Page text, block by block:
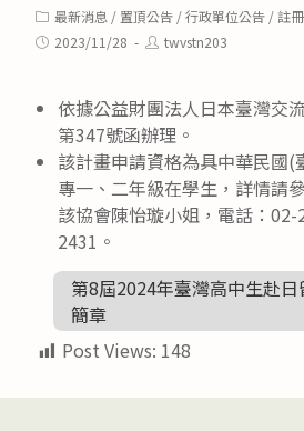
Post
category:
最新消息 / 置頂公告 /行政單位公告 /註
Post2023/11/28
Posttwvstn203
依據公益財團法人日本臺灣交
第347號函辦理。
該計畫申請資格為具中華民國(
專一、二年級在學生，詳情請
該協會陳怡璇小姐，電話：
2431。
第8屆2024年臺灣高中生赴
簡章
Post Views: 148